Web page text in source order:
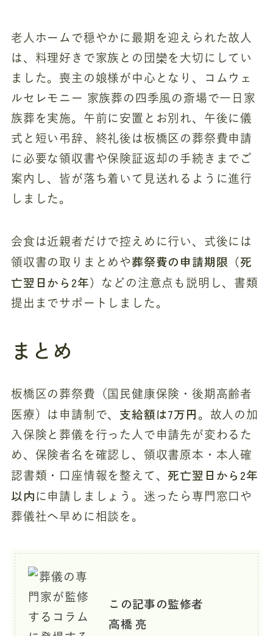
老人ホームで穏やかに最期を迎えられた故人
は、料理好きで家族との団欒を大切にしてい
ました。喪主の娘様が中心となり、コムウェ
ルセレモニー 家族葬の四季風の斎場で一日家
族葬を実施。午前に安置とお別れ、午後に儀
式と短い弔辞、終礼後は板橋区の葬祭費申請
に必要な領収書や保険証返却の手続きまでご
案内し、皆が落ち着いて見送れるように進行
しました。
会食は近親者だけで控えめに行い、式後には
領収書の取りまとめや 葬祭費の申請期限（死
亡翌日から2年）
などの注意点も説明し、書類
提出までサポートしました。
まとめ
板橋区の葬祭費（国民健康保険・後期高齢者
医療）は申請制で、 支給額は7万円 。故人の加
入保険と葬儀を行った人で申請先が変わるた
め、保険者名を確認し、領収書原本・本人確
認書類・口座情報を整えて、 死亡翌日から2年
以内 に申請しましょう。迷ったら専門窓口や
葬儀社へ早めに相談を。
この記事の監修者
高橋 亮